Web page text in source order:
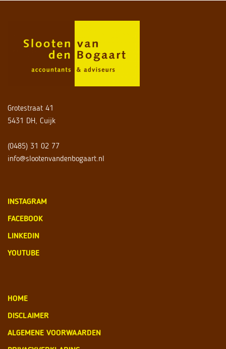
Grotestraat 41
5431 DH, Cuijk
(0485) 31 02 77
info@slootenvandenbogaart.nl
INSTAGRAM
FACEBOOK
LINKEDIN
YOUTUBE
HOME
DISCLAIMER
ALGEMENE VOORWAARDEN